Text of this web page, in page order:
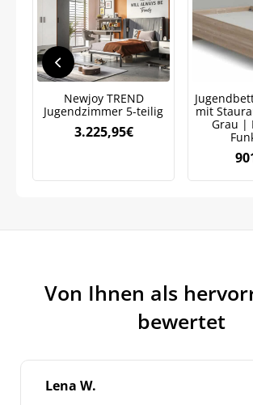
Newjoy TREND
Jugendzimmer 5-teilig
3.225,95€
mit
Grau |
Von Ihnen als
bewertet
Lena W.